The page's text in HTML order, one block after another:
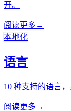
开。
阅读更多 →
本地化
语言
10 种支持的语言，
阅读更多 →